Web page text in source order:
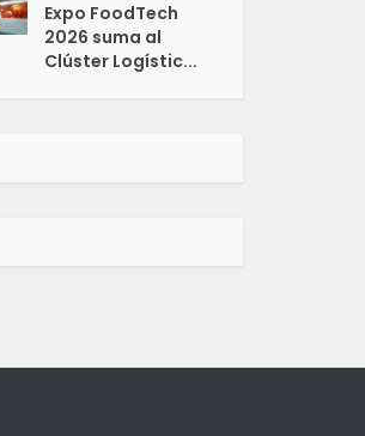
Expo FoodTech
2026 suma al
Clúster Logístic...